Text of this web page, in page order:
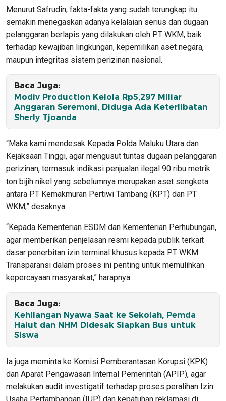
Menurut Safrudin, fakta-fakta yang sudah terungkap itu
semakin menegaskan adanya kelalaian serius dan dugaan
pelanggaran berlapis yang dilakukan oleh PT WKM, baik
terhadap kewajiban lingkungan, kepemilikan aset negara,
maupun integritas sistem perizinan nasional.
Baca Juga:
Modiv Production Kelola Rp5,297 Miliar
Anggaran Seremoni, Diduga Ada Keterlibatan
Sherly Tjoanda
“Maka kami mendesak Kepada Polda Maluku Utara dan
Kejaksaan Tinggi, agar mengusut tuntas dugaan pelanggaran
perizinan, termasuk indikasi penjualan ilegal 90 ribu metrik
ton bijih nikel yang sebelumnya merupakan aset sengketa
antara PT Kemakmuran Pertiwi Tambang (KPT) dan PT
WKM,” desaknya.
“Kepada Kementerian ESDM dan Kementerian Perhubungan,
agar memberikan penjelasan resmi kepada publik terkait
dasar penerbitan izin terminal khusus kepada PT WKM.
Transparansi dalam proses ini penting untuk memulihkan
kepercayaan masyarakat,” harapnya.
Baca Juga:
Kehilangan Nyawa Saat ke Sekolah, Pemda
Halut dan NHM Didesak Siapkan Bus untuk
Siswa
Ia juga meminta ke Komisi Pemberantasan Korupsi (KPK)
dan Aparat Pengawasan Internal Pemerintah (APIP), agar
melakukan audit investigatif terhadap proses peralihan Izin
Usaha Pertambangan (IUP) dan kepatuhan reklamasi di